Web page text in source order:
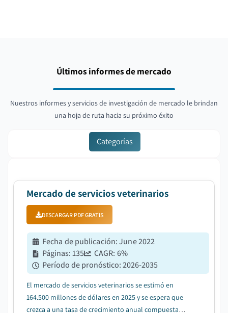
Últimos informes de mercado
Nuestros informes y servicios de investigación de mercado le brindan
una hoja de ruta hacia su próximo éxito
Categorías
Mercado de servicios veterinarios
DESCARGAR PDF GRATIS
Fecha de publicación:June 2022
Páginas:135 CAGR: 6%
Período de pronóstico:2026-2035
El mercado de servicios veterinarios se estimó en
164.500 millones de dólares en 2025 y se espera que
crezca a una tasa de crecimiento anual compuesta